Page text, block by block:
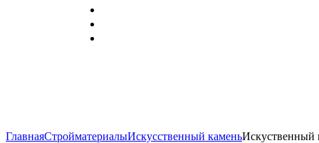
ГлавнаяСтройматериалыИскусственный каменьИскуственный